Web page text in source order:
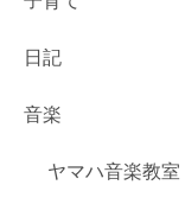
日記
音楽
ヤマハ音楽教室